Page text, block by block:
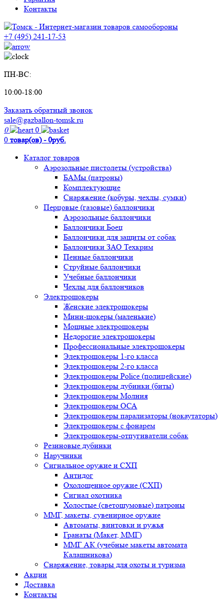
Контакты
+7 (495) 241-17-53
ПН-ВС:
10:00-18:00
Заказать обратный звонок
sale@gazballon-tomsk.ru
0
0
0 товар(ов) - 0руб.
Каталог товаров
Аэрозольные пистолеты (устройства)
БАМы (патроны)
Комплектующие
Снаряжение (кобуры, чехлы, сумки)
Перцовые (газовые) баллончики
Аэрозольные баллончики
Баллончики Боец
Баллончики для защиты от собак
Баллончики ЗАО Техкрим
Пенные баллончики
Струйные баллончики
Учебные баллончики
Чехлы для баллончиков
Электрошокеры
Женские электрошокеры
Мини-шокеры (маленькие)
Мощные электрошокеры
Недорогие электрошокеры
Профессиональные электрошокеры
Электрошокеры 1-го класса
Электрошокеры 2-го класса
Электрошокеры Police (полицейские)
Электрошокеры дубинки (биты)
Электрошокеры Молния
Электрошокеры ОСА
Электрошокеры парализаторы (нокаутаторы)
Электрошокеры с фонарем
Электрошокеры-отпугиватели собак
Резиновые дубинки
Наручники
Сигнальное оружие и СХП
Антидог
Охолощенное оружие (СХП)
Сигнал охотника
Холостые (светошумовые) патроны
ММГ, макеты, сувенирное оружие
Автоматы, винтовки и ружья
Гранаты (Макет, ММГ)
ММГ АК (учебные макеты автомата
Калашникова)
Снаряжение, товары для охоты и туризма
Акции
Доставка
Контакты